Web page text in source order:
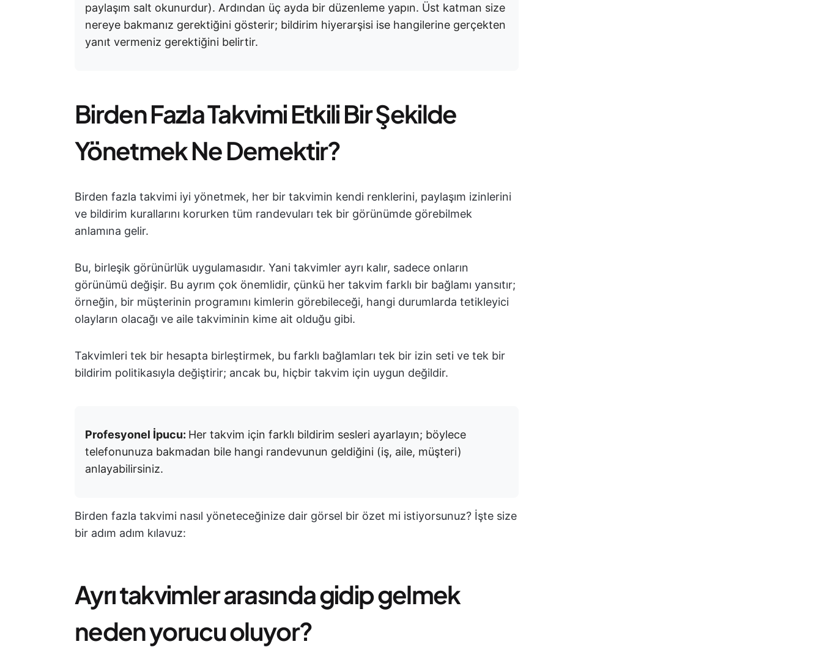
paylaşım salt okunurdur). Ardından üç ayda bir düzenleme yapın. Üst katman size
nereye bakmanız gerektiğini gösterir; bildirim hiyerarşisi ise hangilerine gerçekten
yanıt vermeniz gerektiğini belirtir.
Birden Fazla Takvimi Etkili Bir Şekilde
Yönetmek Ne Demektir?
Birden fazla takvimi iyi yönetmek, her bir takvimin kendi renklerini, paylaşım izinlerini
ve bildirim kurallarını korurken tüm randevuları tek bir görünümde görebilmek
anlamına gelir.
Bu, birleşik görünürlük uygulamasıdır. Yani takvimler ayrı kalır, sadece onların
görünümü değişir. Bu ayrım çok önemlidir, çünkü her takvim farklı bir bağlamı yansıtır;
örneğin, bir müşterinin programını kimlerin görebileceği, hangi durumlarda tetikleyici
olayların olacağı ve aile takviminin kime ait olduğu gibi.
Takvimleri tek bir hesapta birleştirmek, bu farklı bağlamları tek bir izin seti ve tek bir
bildirim politikasıyla değiştirir; ancak bu, hiçbir takvim için uygun değildir.
Profesyonel İpucu: Her takvim için farklı bildirim sesleri ayarlayın; böylece
telefonunuza bakmadan bile hangi randevunun geldiğini (iş, aile, müşteri)
anlayabilirsiniz.
Birden fazla takvimi nasıl yöneteceğinize dair görsel bir özet mi istiyorsunuz? İşte size
bir adım adım kılavuz:
Ayrı takvimler arasında gidip gelmek
neden yorucu oluyor?